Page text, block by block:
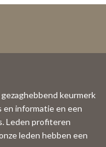
keurmerk
informatie en een
Leden profiteren
leden hebben een